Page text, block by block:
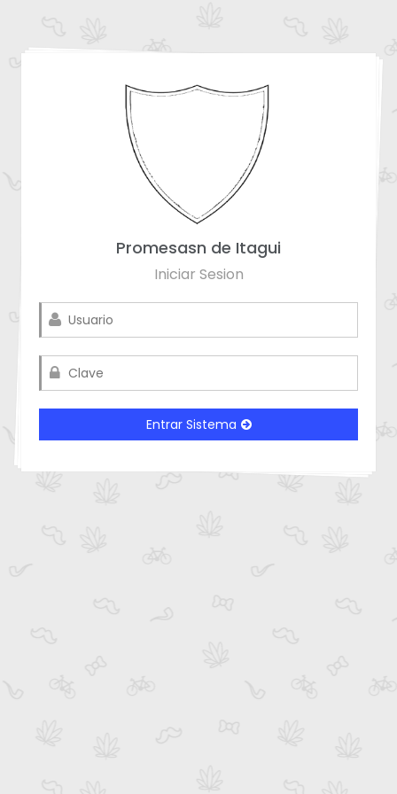
Promesasn de Itagui
Iniciar Sesion
Entrar Sistema